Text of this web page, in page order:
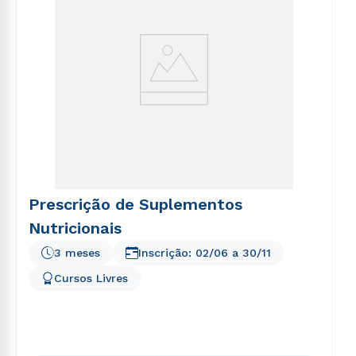
Prescrição de Suplementos
Nutricionais
3 meses
Cursos Livres
Inscrição: 02/06 a 30/11